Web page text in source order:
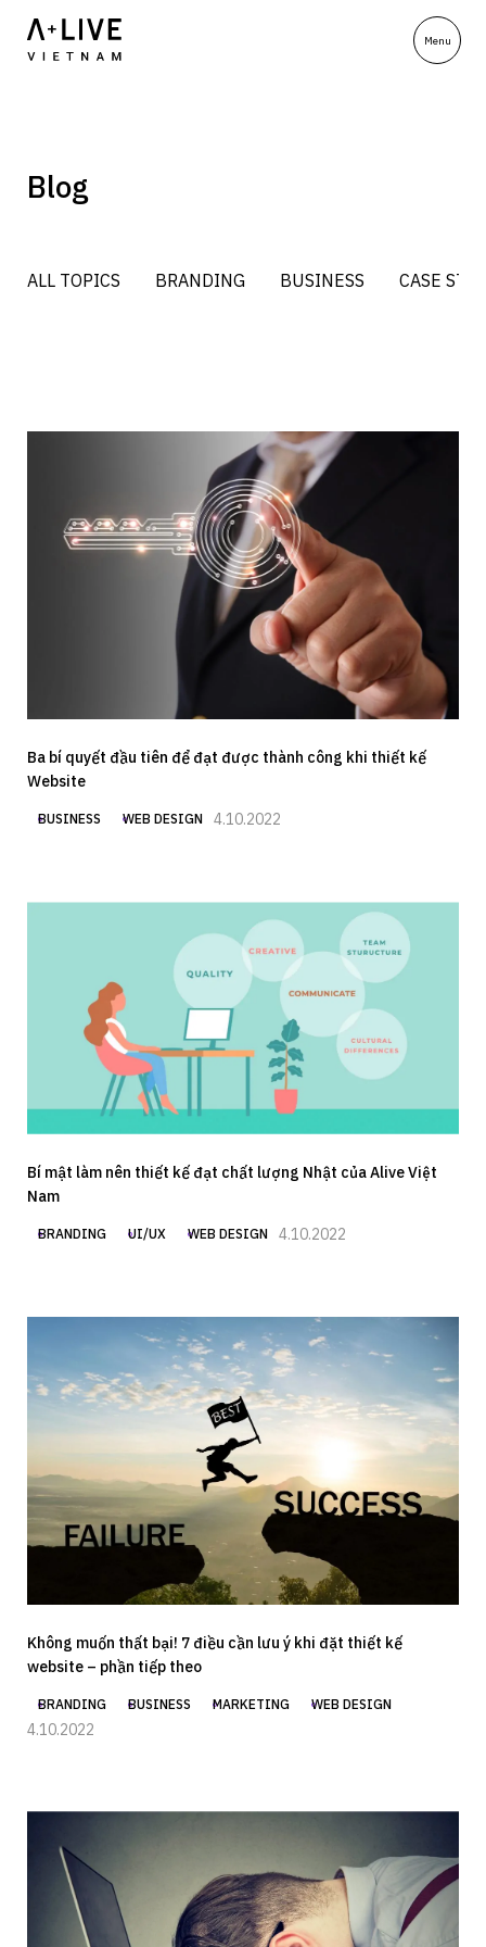
Blog
ALL TOPICS BRANDING BUSINESS CASE
Ba bí quyết đầu tiên để đạt được thành công khi thiết kế
Website
BUSINESS WEB DESIGN 4.10.2022
Bí mật làm nên thiết kế đạt chất lượng Nhật của Alive Việt
Nam
BRANDING UI/UX WEB DESIGN 4.10.2022
Không muốn thất bại! 7 điều cần lưu ý khi đặt thiết kế
website – phần tiếp theo
BRANDING BUSINESS MARKETING WEB DESIGN
4.10.2022